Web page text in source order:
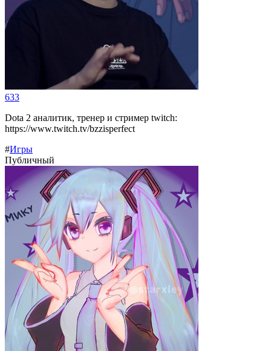
633
Dota 2 аналитик, тренер и стример twitch:
https://www.twitch.tv/bzzisperfect
#Игры
Публичный